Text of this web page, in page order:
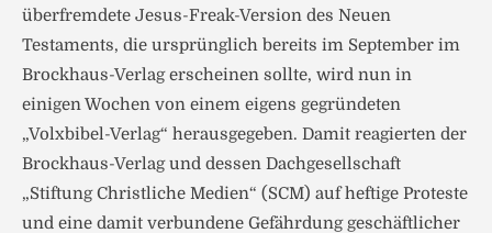
überfremdete Jesus-Freak-Version des Neuen
Testaments, die ursprünglich bereits im September im
Brockhaus-Verlag erscheinen sollte, wird nun in
einigen Wochen von einem eigens gegründeten
„Volxbibel-Verlag“ herausgegeben. Damit reagierten der
Brockhaus-Verlag und dessen Dachgesellschaft
„Stiftung Christliche Medien“ (SCM) auf heftige Proteste
und eine damit verbundene Gefährdung geschäftlicher